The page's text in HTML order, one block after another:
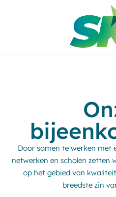
Door samen te werken met
netwerken en scholen zetten
op het gebied van
breedste zin